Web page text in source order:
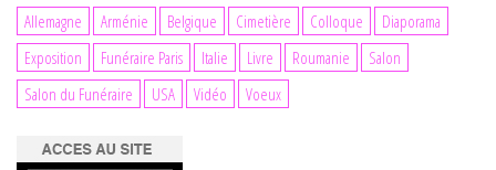
Allemagne Arménie Belgique Cimetière Colloque
Diaporama
Exposition
Funéraire Paris Italie Livre Roumanie
Salon
Salon du Funéraire
USA Vidéo Voeux